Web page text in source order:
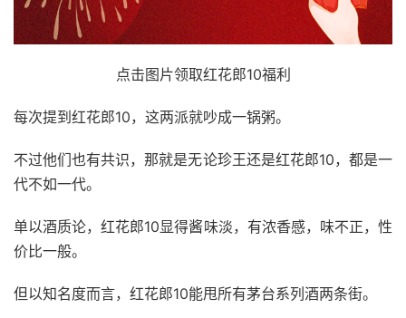
点击图片领取红花郎10福利
每次提到红花郎10，这两派就吵成一锅粥。
不过他们也有共识，那就是无论珍王还是红花郎10，都是一
代不如一代。
单以酒质论，红花郎10显得酱味淡，有浓香感，味不正，性
价比一般。
但以知名度而言，红花郎10能甩所有茅台系列酒两条街。